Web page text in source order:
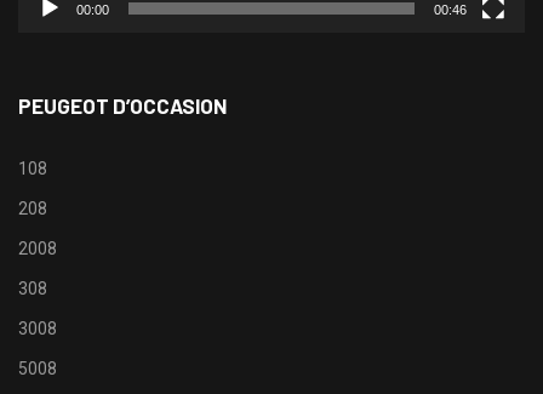
00:00 00:46
PEUGEOT D’OCCASION
108
208
2008
308
3008
5008